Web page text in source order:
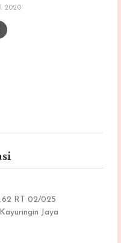
2016
RT 02/025
Jaya